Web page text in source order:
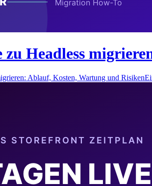
zu Headless
Ablauf, Kosten, Wartung und